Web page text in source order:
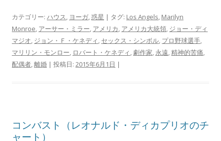
カテゴリー: ハウス, ヨーガ,惑星 | タグ: Los Angels, Marilyn
Monroe, アーサー・ミラー, アメリカ, アメリカ大統領, ジョー・ディ
マジオ, ジョン・Ｆ・ケネディ, セックス・シンボル, プロ野球選手,
マリリン・モンロー, ロバート・ケネディ, 劇作家, 永遠,精神的苦痛,
配偶者,離婚 | 投稿日: 2015年6月1日 |
コンバスト（レオナルド・ディカプリオのチ
ャート）